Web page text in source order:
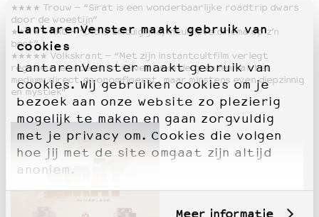
LantarenVenster maakt gebruik van
cookies
LantarenVenster maakt gebruik van
cookies. Wij gebruiken cookies om je
bezoek aan onze website zo plezierig
mogelijk te maken en gaan zorgvuldig
met je privacy om. Cookies die volgen
hoe jij met de site omgaat zijn altijd
anoniem.
Meer informatie
★★★★ Trouw – “Sirat is een wonderbaarlijke roadtrip dwars
door de woestijn”
★★★★★ NRC – “Dit is zintuiglijke, intuïtieve cinema op z’n
best”
★★★★★ Volkskrant – “Met zijn instantcultfilm verlegt
regisseur en scenarist Oliver Laxe de grenzen van het
medium: direct en onomfloerst, maar minstens even diepzinnig
en mystiek”